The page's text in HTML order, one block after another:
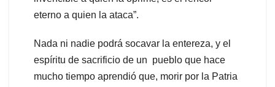
eterno a quien la ataca”.
Nada ni nadie podrá socavar la entereza, y el
espíritu de sacrificio de un pueblo que hace
mucho tiempo aprendió que, morir por la Patria